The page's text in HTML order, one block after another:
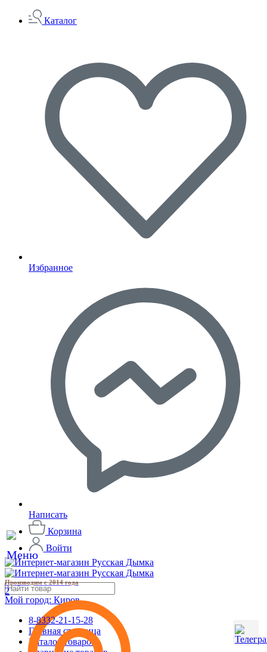
Каталог
Избранное
Написать
Корзина
Войти
Производим с 2014 года
2
Мой город: Киров
8-8332-21-15-28
Главная страница
Каталог товаров